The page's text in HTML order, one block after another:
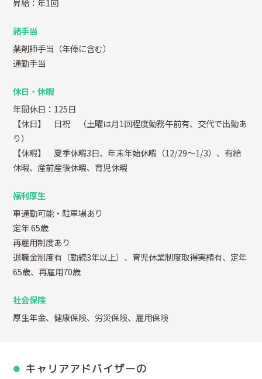
昇給：年1回
諸手当
薬剤師手当（年俸に含む）
通勤手当
休日・休暇
年間休日：125日
【休日】 日祝 （土曜は月1回程度勤務午前有、交代で出勤あ
り）
【休暇】 夏季休暇3日、年末年始休暇（12/29～1/3）、有給
休暇、産前産後休暇、育児休暇
福利厚生
車通勤可能・駐車場あり
定年 65歳
再雇用制度あり
退職金制度有（勤続3年以上）、育児休業制度取得実績有、定年
65歳、再雇用70歳
社会保険
厚生年金、健康保険、労災保険、雇用保険
キャリアアドバイザーの